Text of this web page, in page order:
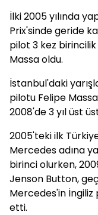
İlki 2005 yılında
Prix'sinde geride
pilot 3 kez birincilik
Massa oldu.
İstanbul'daki
pilotu Felipe
2008'de 3 yıl üst
2005'teki ilk
Mercedes adına
birinci olurken,
Jenson Button,
Mercedes'in İngiliz
etti.